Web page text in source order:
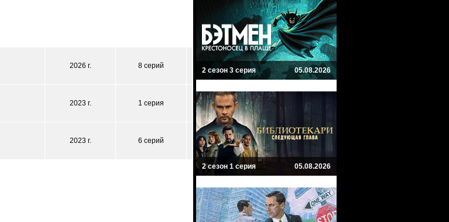
2026 г. 8 серий
2023 г. 1 серия
2023 г. 6 серий
2 сезон 3 серия 05.08.2026
2 сезон 1 серия 05.08.2026